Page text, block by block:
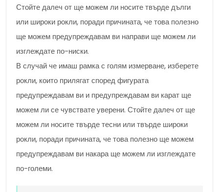
Стойте далеч от ще можем ли носите твърде дълги
или широки рокли, поради причината, че това полезно
ще можем предупреждавам ви направи ще можем ли
изглеждате по-ниски.
В случай че имаш рамка с голям измерване, изберете
рокли, които прилягат според фигурата
предупреждавам ви и предупреждавам ви карат ще
можем ли се чувствате уверени. Стойте далеч от ще
можем ли носите твърде тесни или твърде широки
рокли, поради причината, че това полезно ще можем
предупреждавам ви накара ще можем ли изглеждате
по-големи.